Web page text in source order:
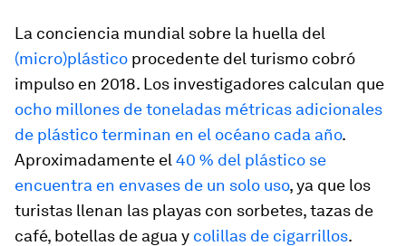
La conciencia mundial sobre la huella del
(micro)plástico procedente del turismo cobró
impulso en 2018. Los investigadores calculan que
ocho millones de toneladas métricas adicionales
de plástico terminan en el océano cada año.
Aproximadamente el 40 % del plástico se
encuentra en envases de un solo uso, ya que los
turistas llenan las playas con sorbetes, tazas de
café, botellas de agua y colillas de cigarrillos.